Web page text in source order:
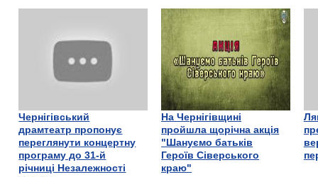
Чернігівський
драмтеатр пропонує
переглянути концертну
програму до 31-й
річниці Незалежності
На Чернігівщині
пройшла щорічна акція
"Шануємо батьків
Героїв Сіверського
краю"